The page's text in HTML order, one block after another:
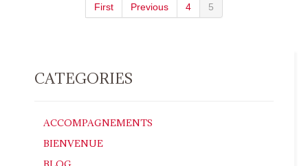
First Previous 4 5
CATEGORIES
ACCOMPAGNEMENTS
BIENVENUE